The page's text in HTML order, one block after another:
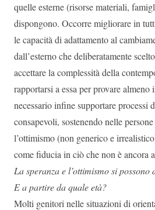
quelle esterne (risorse materiali,
dispongono. Occorre migliorare in
le capacità di adattamento al
dall’esterno che deliberatamente
accettare la complessità della
rapportarsi a essa per provare almeno
necessario infine supportare processi
consapevoli, sostenendo nelle
l’ottimismo (non generico e
come fiducia in ciò che non è ancora
La speranza e l’ottimismo si possono
E a partire da quale età?
Molti genitori nelle situazioni di